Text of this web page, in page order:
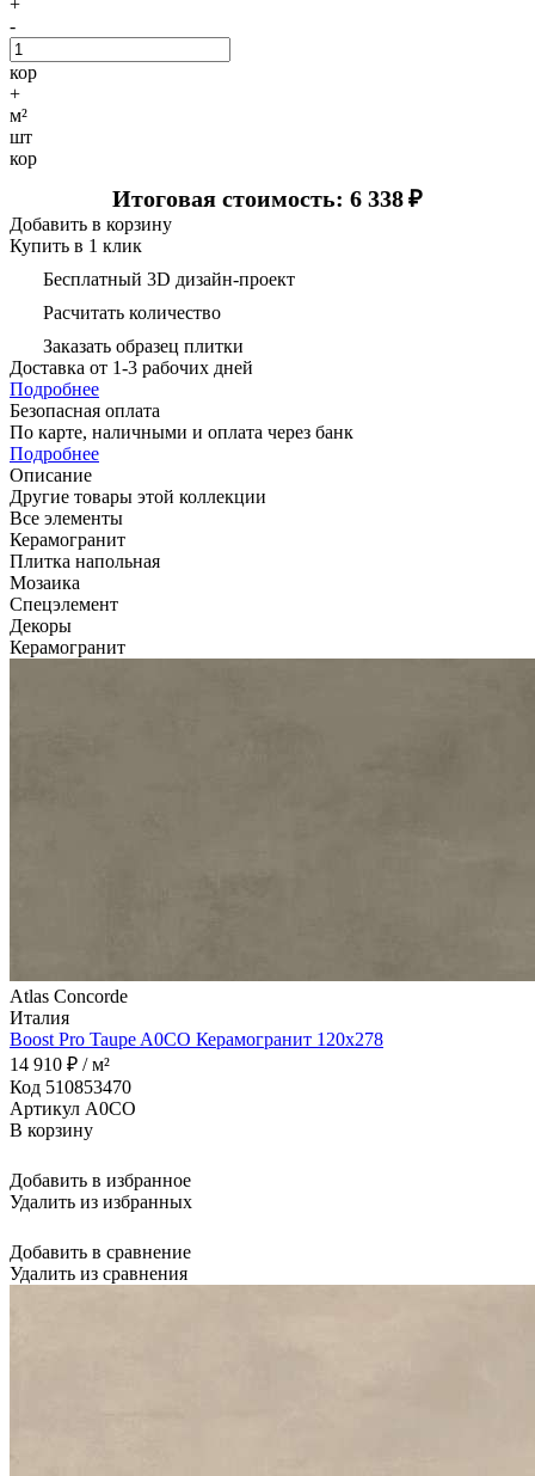
-
кор
+
м²
шт
кор
Итоговая стоимость: 6 338₽
Добавить в корзину
Купить в 1 клик
Бесплатный 3D дизайн-проект
Расчитать количество
Заказать образец плитки
Доставка от 1-3 рабочих дней
Подробнее
Безопасная оплата
По карте, наличными и оплата через банк
Подробнее
Описание
Другие товары этой коллекции
Все элементы
Керамогранит
Плитка напольная
Мозаика
Спецэлемент
Декоры
Керамогранит
Atlas Concorde
Италия
Boost Pro Taupe A0CO Керамогранит 120x278
14 910 ₽ / м²
Код 510853470
Артикул A0CO
В корзину
Добавить в избранное
Удалить из избранных
Добавить в сравнение
Удалить из сравнения